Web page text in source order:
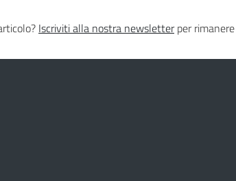
Iscriviti alla nostra newsletterper rimanere